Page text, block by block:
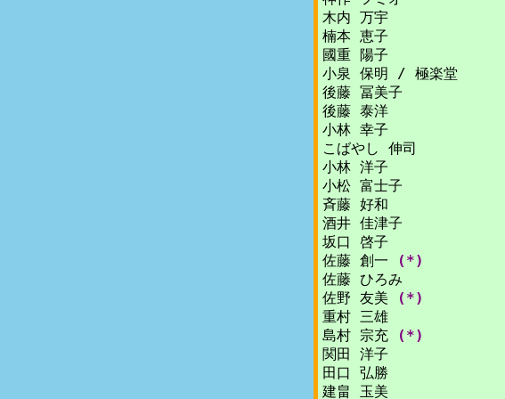
木内 万宇
楠本 恵子
國重 陽子
小泉 保明 / 極楽堂
後藤 冨美子
後藤 泰洋
小林 幸子
こばやし 伸司
小林 洋子
小松 富士子
斉藤 好和
酒井 佳津子
坂口 啓子
佐藤 創一
(*)
佐藤 ひろみ
佐野 友美
(*)
重村 三雄
島村 宗充
(*)
関田 洋子
田口 弘勝
建畠 玉美